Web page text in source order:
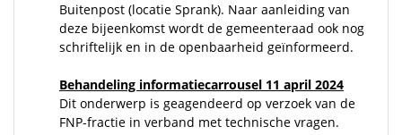
Buitenpost (locatie Sprank). Naar aanleiding van
deze bijeenkomst wordt de gemeenteraad ook nog
schriftelijk en in de openbaarheid geïnformeerd.
Behandeling informatiecarrousel 11 april 2024
Dit onderwerp is geagendeerd op verzoek van de
FNP-fractie in verband met technische vragen.